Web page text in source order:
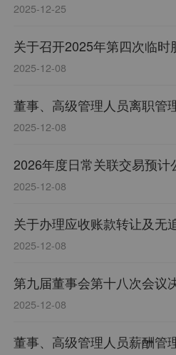
2025-12-25
关于召开2025年第四次临时
2025-12-08
董事、高级管理人员离职管
2025-12-08
2026年度日常关联交易预计
2025-12-08
关于办理应收账款转让及无
2025-12-08
第九届董事会第十八次会议
2025-12-08
董事、高级管理人员薪酬管